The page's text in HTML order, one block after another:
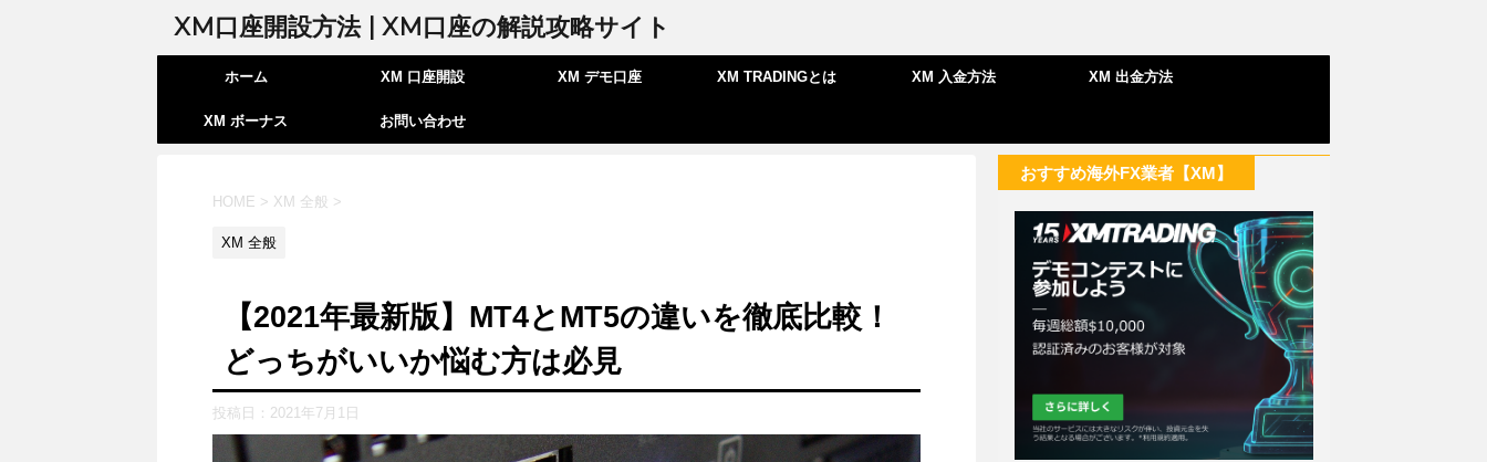
XM口座開設方法 | XM口座の解説攻略サイト
ホーム XM 口座開設 XM デモ口座 XM TRADINGとは XM 入金方法 XM 出金方法
XM ボーナス お問い合わせ
HOME > XM 全般 >
XM 全般
【2021年最新版】MT4とMT5の違いを徹底比較！
どっちがいいか悩む方は必見
投稿日： 2021年7月1日
おすすめ海外FX業者【XM】